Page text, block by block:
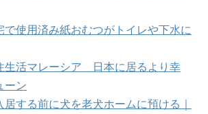
で使用済み紙おむつがトイレや下水に
生活マレーシア 日本に居るより幸
ン
する前に犬を老犬ホームに預ける｜